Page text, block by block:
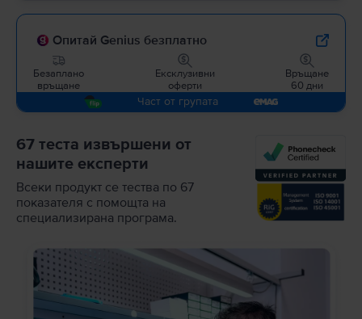
Опитай Genius безплатно
Безаплано
връщане
Ексклузивни
оферти
Връщане
60 дни
Част от групата
67 теста извършени от
нашите експерти
Всеки продукт се тества по 67
показателя с помощта на
специализирана програма.